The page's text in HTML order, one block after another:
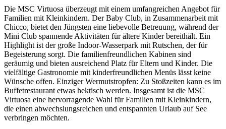
Die MSC Virtuosa überzeugt mit einem umfangreichen Angebot für
Familien mit Kleinkindern. Der Baby Club, in Zusammenarbeit mit
Chicco, bietet den Jüngsten eine liebevolle Betreuung, während der
Mini Club spannende Aktivitäten für ältere Kinder bereithält. Ein
Highlight ist der große Indoor-Wasserpark mit Rutschen, der für
Begeisterung sorgt. Die familienfreundlichen Kabinen sind
geräumig und bieten ausreichend Platz für Eltern und Kinder. Die
vielfältige Gastronomie mit kinderfreundlichen Menüs lässt keine
Wünsche offen. Einziger Wermutstropfen: Zu Stoßzeiten kann es im
Buffetrestaurant etwas hektisch werden. Insgesamt ist die MSC
Virtuosa eine hervorragende Wahl für Familien mit Kleinkindern,
die einen abwechslungsreichen und entspannten Urlaub auf See
verbringen möchten.